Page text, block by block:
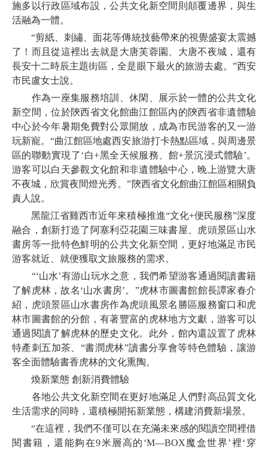
施多以行政區域布設，公共文化新空間則顛覆邊界，與生
活融為一體。
“剪紙、刺繡、面花等傳統技藝帶來的視覺盛宴太震撼
了！而且從這裡出去就是大唐芙蓉園、大唐不夜城，還有
長安十二時辰主題街區，全是眼下最火的旅游去處。”西安
市民盧女士說。
作為一座集服務培訓、休閑、展示於一體的公共文化
新空間，位於陝西省文化館曲江館區內的陝西省非遺體驗
中心於今年暑期免費對公眾開放，成為市民游客的又一游
玩新寵。“曲江館區地處西安旅游打卡熱點區域，與周邊景
區的聯動實現了‘白+黑全天候服務、館+景沉浸式體驗’。
游客可以白天參觀文化館和非遺體驗中心，晚上游覽大唐
不夜城，欣賞夜間燈光秀。”陝西省文化館曲江館區相關負
責人說。
黑龍江省雞西市近年來積極推進“文化+便民服務”深度
融合，創新打造了阿塞利亞花園三味書屋、虎頭景區山水
書房等一批特色鮮明的公共文化新空間，更好地滿足市民
游客就近、就便獲取文旅服務的需求。
“‘山水’有游山玩水之意，我們希望游客通過閱讀書籍
了解虎林，故名‘山水書房’。”虎林市圖書館館長譚家春介
紹，虎頭景區山水書房作為虎頭風景名勝區服務窗口和虎
林市圖書館的分館，有著豐富的虎林地方文獻，游客可以
通過閱讀了解虎林的歷史文化。此外，館內還設置了虎林
特產刺五加茶、“書潤虎林”讀書分享會等特色體驗，讓游
客全面體驗書香虎林的文化熏陶。
煥新業態 創新消費體驗
各地公共文化新空間在更好地滿足人們對高品質文化
生活需求的同時，還積極開拓新業態，構建消費新場景。
“在這裡，我們不僅可以在充滿未來感的閱讀空間裡借
閱書籍，還能夠在9米層高的‘M—BOX魔盒世界’裡‘穿